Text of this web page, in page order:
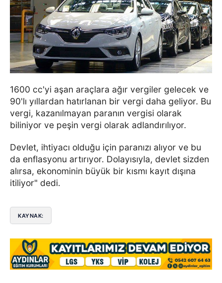
1600 cc'yi aşan araçlara ağır vergiler gelecek ve
90'lı yıllardan hatırlanan bir vergi daha geliyor. Bu
vergi, kazanılmayan paranın vergisi olarak
biliniyor ve peşin vergi olarak adlandırılıyor.
Devlet, ihtiyacı olduğu için paranızı alıyor ve bu
da enflasyonu artırıyor. Dolayısıyla, devlet sizden
alırsa, ekonominin büyük bir kısmı kayıt dışına
itiliyor" dedi.
KAYNAK: